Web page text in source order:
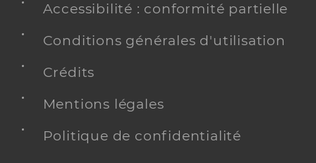
Accessibilité : conformité partielle
Conditions générales d'utilisation
Crédits
Mentions légales
Politique de confidentialité